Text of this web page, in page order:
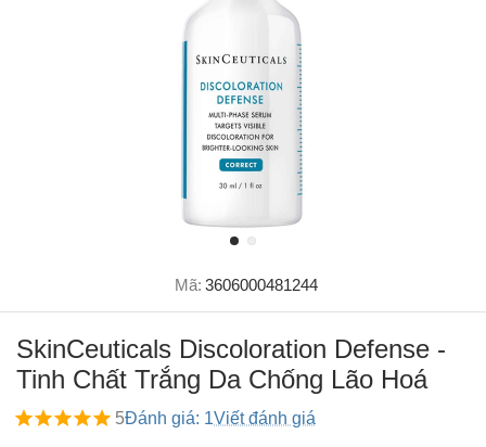
Mã: 3606000481244
SkinCeuticals Discoloration Defense -
Tinh Chất Trắng Da Chống Lão Hoá
5Đánh giá: 1Viết đánh giá